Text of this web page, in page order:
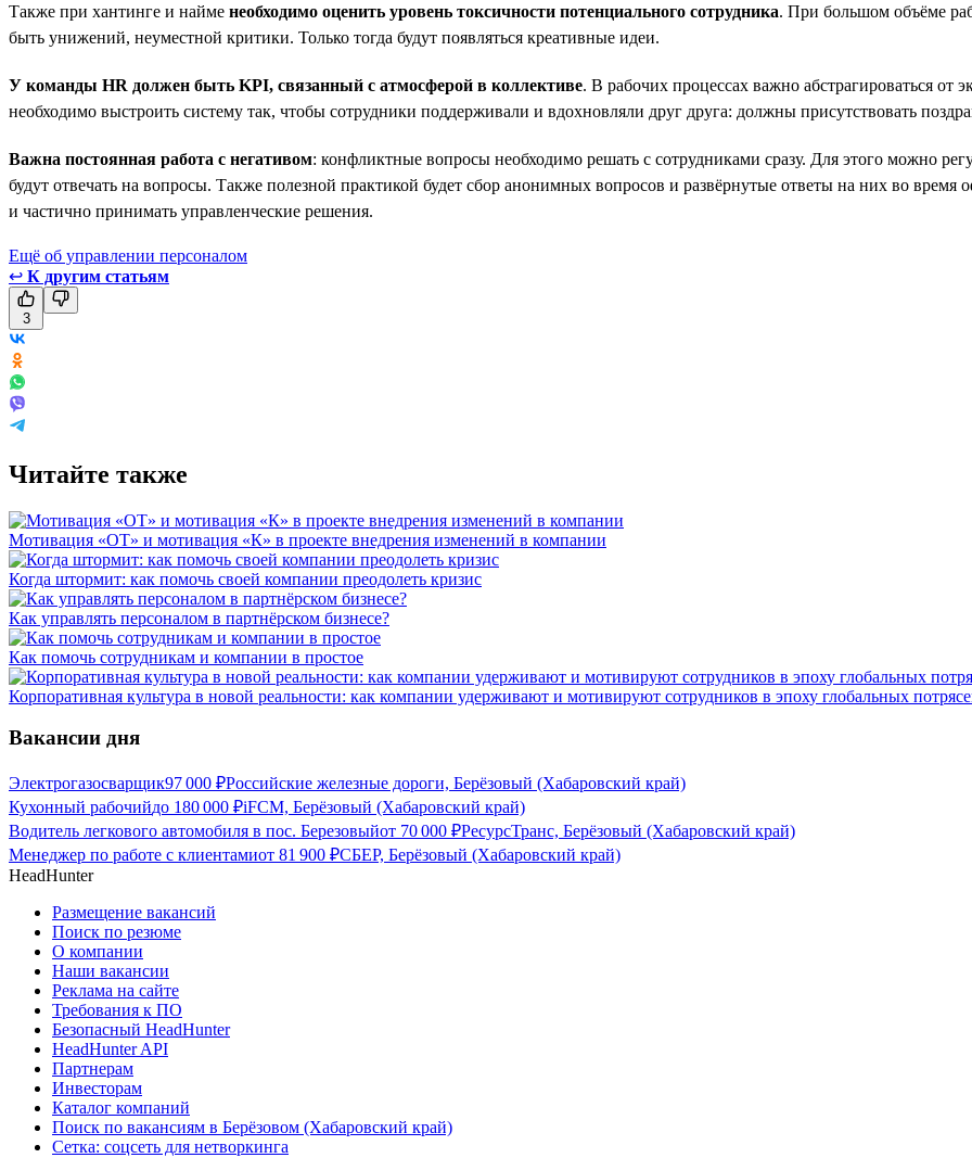
Также при хантинге и найме необходимо оценить уровень токсичности потенциального сотрудника. При большом объёме
быть унижений, неуместной критики. Только тогда будут появляться креативные идеи.
У команды HR должен быть KPI, связанный с атмосферой в коллективе. В рабочих процессах важно абстрагироваться
необходимо выстроить систему так, чтобы сотрудники поддерживали и вдохновляли друг друга: должны присутствовать
Важна постоянная работа с негативом: конфликтные вопросы необходимо решать с сотрудниками сразу. Для этого можно
будут отвечать на вопросы. Также полезной практикой будет сбор анонимных вопросов и развёрнутые ответы на них во
и частично принимать управленческие решения.
Ещё об управлении персоналом
↩ К другим статьям
3
Читайте также
Мотивация «ОТ» и мотивация «К» в проекте внедрения изменений в компании
Когда штормит: как помочь своей компании преодолеть кризис
Как управлять персоналом в партнёрском бизнесе?
Как помочь сотрудникам и компании в простое
Корпоративная культура в новой реальности: как компании удерживают и мотивируют сотрудников в эпоху глобальных
Вакансии дня
Электрогазосварщик97 000 ₽Российские железные дороги, Берёзовый (Хабаровский край)
Кухонный рабочийдо 180 000 ₽iFCM, Берёзовый (Хабаровский край)
Водитель легкового автомобиля в пос. Березовыйот 70 000 ₽РесурсТранс, Берёзовый (Хабаровский край)
Менеджер по работе с клиентамиот 81 900 ₽СБЕР, Берёзовый (Хабаровский край)
HeadHunter
Размещение вакансий
Поиск по резюме
О компании
Наши вакансии
Реклама на сайте
Требования к ПО
Безопасный HeadHunter
HeadHunter API
Партнерам
Инвесторам
Каталог компаний
Поиск по вакансиям в Берёзовом (Хабаровский край)
Сетка: соцсеть для нетворкинга